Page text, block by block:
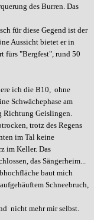
des Burren. Das
für diese Gegend ist der
Aussicht bietet er in
fürs "Bergfest", rund 50
ich die B10, ohne
Schwächephase am
Richtung Geislingen.
trotz des Regens
im Tal keine
im Keller. Das
das Sängerheim...
baut mich
Schneebruch,
nicht mehr mir selbst.